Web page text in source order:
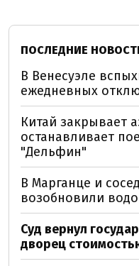
ПОСЛЕДНИЕ
В Венесуэле
ежедневных
Китай закрывает
останавливает
"Дельфин"
В Марганце и
возобновили
Суд вернул
дворец